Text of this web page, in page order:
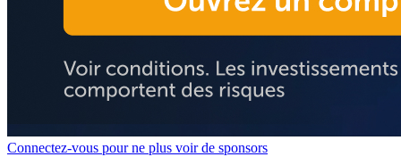
Connectez-vous pour ne plus voir de sponsors